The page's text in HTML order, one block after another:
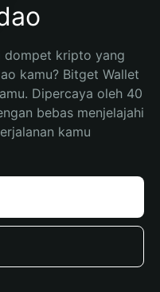
dompet kripto yang
kamu? Bitget Wallet
Dipercaya oleh 40
bebas menjelajahi
kamu